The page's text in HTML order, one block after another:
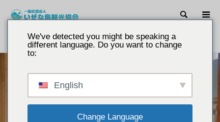
introduction Maison d'hôtes Maekawa
We've detected you might be speaking a
different language. Do you want to change
to:
English
Change Language